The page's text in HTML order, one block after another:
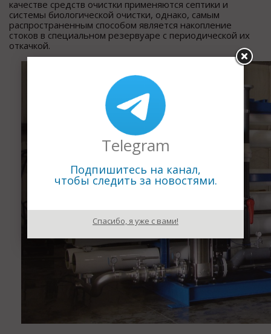
качестве средств очистки применяются септики и
системы биологической очистки, однако, самым
распространенным способом является накопление
стоков в специальном резервуаре с периодической их
откачкой.
Telegram
Подпишитесь на канал,
чтобы следить за новостями.
Спасибо, я уже с вами!